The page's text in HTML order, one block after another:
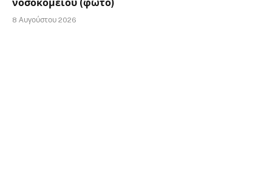
νοσοκομείου (φωτο)
8 Αυγούστου 2026